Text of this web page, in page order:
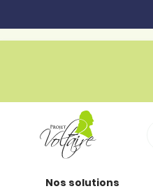
Nos solutions